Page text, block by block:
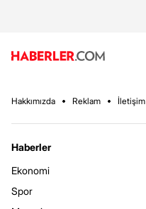
Hakkımızda Reklam İletişim
Haberler
Ekonomi
Spor